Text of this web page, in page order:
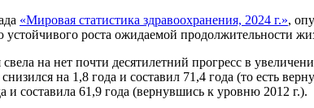
«Мировая статистика здравоохранения, 2024 г.»,
устойчивого роста ожидаемой
свела на нет почти десятилетний прогресс в
на 1,8 года и составил 71,4 года (то есть
и составила 61,9 года (вернувшись к уровню 2012 г.).